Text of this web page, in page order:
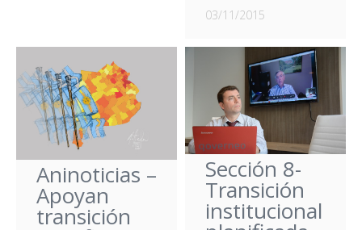
03/11/2015
Aninoticias –
Apoyan
transición
Sección 8-
Transición
institucional